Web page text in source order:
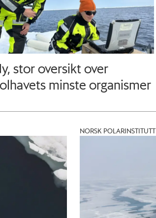
stor oversikt over
minste organismer
NORSK POLARINSTITUTT